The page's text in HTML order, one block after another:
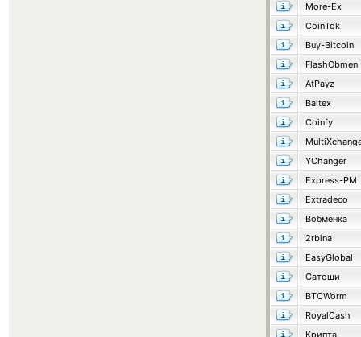
More-Ex
CoinTok
Buy-Bitcoin
FlashObmen
AtPayz
Baltex
Coinfy
YChanger
Express-PM
Extradeco
Вобменка
2rbina
EasyGlobal
Сатоши
BTCWorm
RoyalCash
Крипта